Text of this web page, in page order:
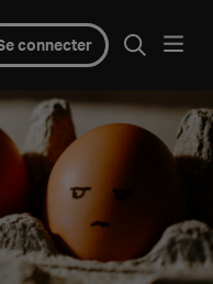
connecter